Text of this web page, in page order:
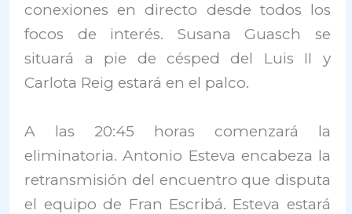
conexiones en directo desde todos los
focos de interés. Susana Guasch se
situará a pie de césped del Luis II y
Carlota Reig estará en el palco.
A las 20:45 horas comenzará la
eliminatoria. Antonio Esteva encabeza la
retransmisión del encuentro que disputa
el equipo de Fran Escribá. Esteva estará